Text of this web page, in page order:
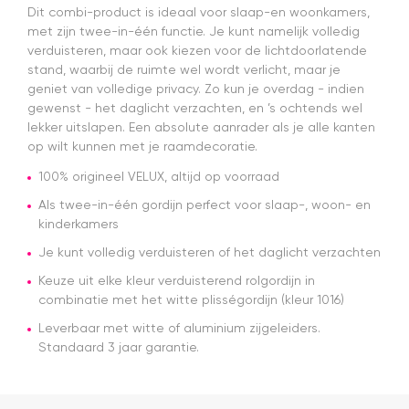
met deze
Dit combi-product is ideaal voor slaap-en woonkamers,
met zijn twee-in-één functie. Je kunt namelijk volledig
verduisteren, maar ook kiezen voor de lichtdoorlatende
stand, waarbij de ruimte wel wordt verlicht, maar je
geniet van volledige privacy. Zo kun je overdag - indien
gewenst - het daglicht verzachten, en ’s ochtends wel
lekker uitslapen. Een absolute aanrader als je alle kanten
op wilt kunnen met je raamdecoratie.
100% origineel VELUX, altijd op voorraad
Als twee-in-één gordijn perfect voor slaap-, woon- en
kinderkamers
Je kunt volledig verduisteren of het daglicht verzachten
Keuze uit elke kleur verduisterend rolgordijn in
combinatie met het witte plisségordijn (kleur 1016)
Leverbaar met witte of aluminium zijgeleiders.
Standaard 3 jaar garantie.